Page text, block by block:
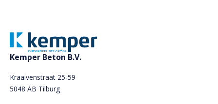
Kemper Beton B.V.
Kraaivenstraat 25-59
5048 AB Tilburg